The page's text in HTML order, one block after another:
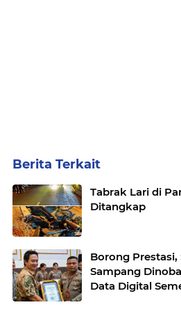
Berita Terkait
Tabrak Lari di
Ditangkap
Borong
Sampang
Data Digital